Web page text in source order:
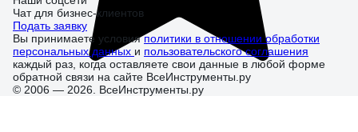
Чат для бизнес-клиентов
Подать заявку
Вы принимаете условияполитики в отношении обработки
персональных данных и пользовательского соглашения
каждый раз, когда оставляете свои данные в любой форме
обратной связи на сайте ВсеИнструменты.ру
© 2006 — 2026. ВсеИнструменты.ру